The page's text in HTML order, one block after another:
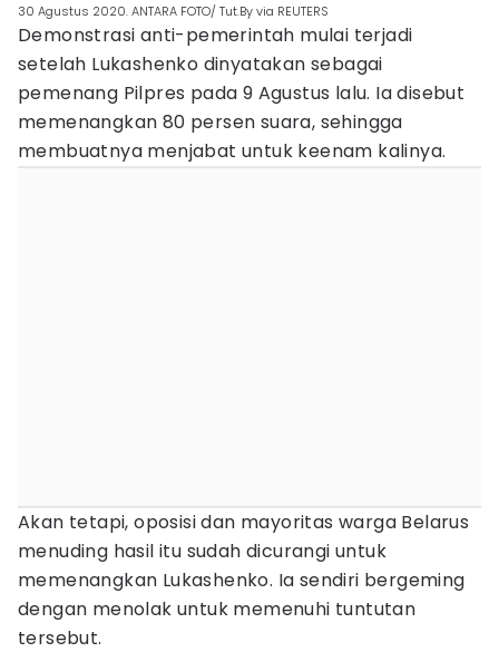
30 Agustus 2020. ANTARA FOTO/ Tut.By via REUTERS
Demonstrasi anti-pemerintah mulai terjadi
setelah Lukashenko dinyatakan sebagai
pemenang Pilpres pada 9 Agustus lalu. Ia disebut
memenangkan 80 persen suara, sehingga
membuatnya menjabat untuk keenam kalinya.
Akan tetapi, oposisi dan mayoritas warga Belarus
menuding hasil itu sudah dicurangi untuk
memenangkan Lukashenko. Ia sendiri bergeming
dengan menolak untuk memenuhi tuntutan
tersebut.